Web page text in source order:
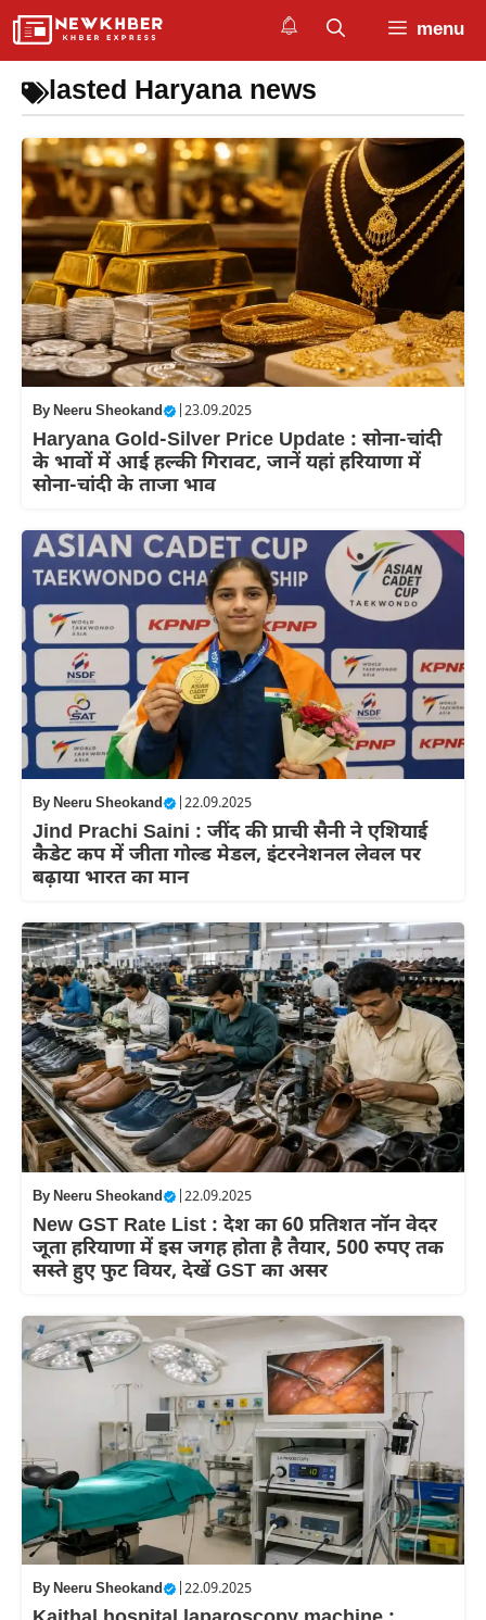
Skip
content
menu
lasted Haryana news
ByNeeru Sheokand 23.09.2025
Haryana Gold-Silver Price Update : सोना-चांदी
के भावों में आई हल्की गिरावट, जानें यहां हरियाणा में
सोना-चांदी के ताजा भाव
ByNeeru Sheokand 22.09.2025
Jind Prachi Saini : जींद की प्राची सैनी ने एशियाई
कैडेट कप में जीता गोल्ड मेडल, इंटरनेशनल लेवल पर
बढ़ाया भारत का मान
ByNeeru Sheokand 22.09.2025
New GST Rate List : देश का 60 प्रतिशत नॉन वेदर
जूता हरियाणा में इस जगह होता है तैयार, 500 रुपए तक
सस्ते हुए फुट वियर, देखें GST का असर
ByNeeru Sheokand 22.09.2025